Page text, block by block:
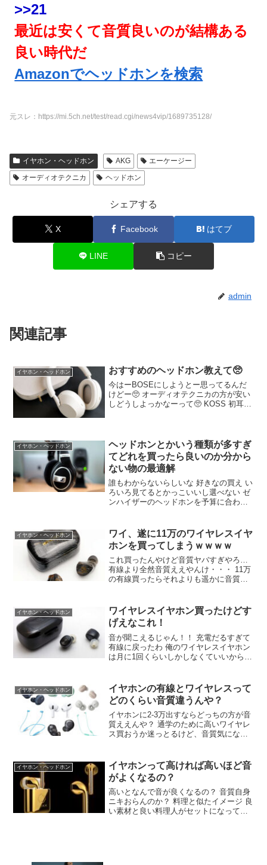
>>21
最近は安くて音質良いのが結構ある
良い時代だ
Amazonでヘッドホンを検索
元スレ：https://mi.5ch.net/test/read.cgi/news4vip/1689735128/
イヤホン・ヘッドホン AKG
エーケージー
オーディオテクニカ
ヘッドホン
シェアする
X Facebook はてブ
LINE コピー
admin
関連記事
イヤホン・ヘッドホン おすすめのヘッドホン教えて🥺
今はーBOSEにしようとー思ってるんだ
けどー🥺 オーディオテクニカの方が安い
しどうしよっかなーって🥺 KOSS 初耳や
なぁ
イヤホン・ヘッドホン
ヘッドホンとかいう種類が多すぎ
てどれを買ったら良いのか分から
ない物の最適解
誰もわからないらしいな 好きなの買え い
ろいろ見てるとかっこいいし選べない ゼ
ンハイザーのヘッドホンを予算に合わせ
に買って使ってみれば実感できる 音がい
いってこと？
イヤホン・ヘッドホン
ワイ、遂に11万のワイヤレスイヤ
ホンを買ってしまうｗｗｗｗ
これ買ったんやけど音質ヤバすぎやろ…
有線より全然音質ええやんけ・・・ 11万
の有線買ったらそれよりも遥かに音質え
adaptive接続にしたら遅延ゼロや
イヤホン・ヘッドホン
ワイヤレスイヤホン買ったけどす
げえなこれ！
音が聞こえるじゃん！！ 充電だるすぎて
有線に戻ったわ 俺のワイヤレスイヤホン
は月に1回くらいしかしなくていいからそ
バイルバッテリーになってるのか？ 最近
のワイヤレスイヤホンは全部そうだよ
イヤホン・ヘッドホン
イヤホンの有線とワイヤレスって
どのくらい音質違うんや？
イヤホンに2-3万出すならどっちの方が音
質ええんや？ 通学のために高いワイヤレ
ス買おうか迷っとるけど、音質気になる
く聞くけどマジなん？ノイキャンついて
る分ワイヤレスの方
イヤホン・ヘッドホン
イヤホンって高ければ高いほど音
がよくなるの？
高いとなんで音が良くなるの？ 音質自身
ニキおらんのか？ 料理と似たイメージ 良
い素材と良い料理人がセットになってめ